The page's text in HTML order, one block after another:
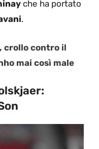
che ha portato
.
crollo contro il
mai così male